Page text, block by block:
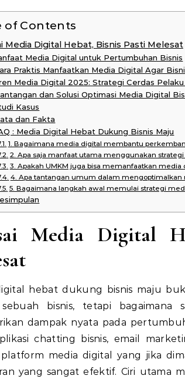
of Contents
Media Digital Hebat, Bisnis Pasti Melesat
Media Digital untuk Pertumbuhan Bisnis
Praktis Manfaatkan Media Digital Agar
Media Digital 2025: Strategi Cerdas Pelaku
dan Solusi Optimasi Media Digital
Kasus
dan Fakta
: Media Digital Hebat Dukung Bisnis Maju
1. Bagaimana media digital membantu
2. Apa saja manfaat utama menggunakan
3. Apakah UMKM juga bisa memanfaatkan media
4. Apa tantangan umum dalam mengoptimalkan
5. Bagaimana langkah awal memulai strategi
Media Digital
hebat dukung bisnis maju
bisnis, tetapi bagaimana
dampak nyata pada
chatting bisnis, email
media digital yang jika
yang sangat efektif. Ciri utama